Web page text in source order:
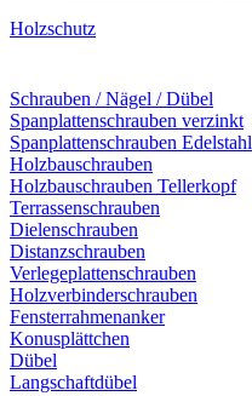
Holzschutz
Schrauben / Nägel / Dübel
Spanplattenschrauben verzinkt
Spanplattenschrauben Edelstahl
Holzbauschrauben
Holzbauschrauben Tellerkopf
Terrassenschrauben
Dielenschrauben
Distanzschrauben
Verlegeplattenschrauben
Holzverbinderschrauben
Fensterrahmenanker
Konusplättchen
Dübel
Langschaftdübel